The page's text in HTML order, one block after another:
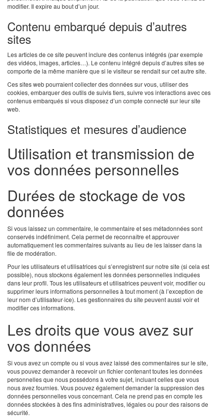
modifier. Il expire au bout d’un jour.
Contenu embarqué depuis d’autres
sites
Les articles de ce site peuvent inclure des contenus intégrés (par exemple
des vidéos, images, articles…). Le contenu intégré depuis d’autres sites se
comporte de la même manière que si le visiteur se rendait sur cet autre site.
Ces sites web pourraient collecter des données sur vous, utiliser des
cookies, embarquer des outils de suivis tiers, suivre vos interactions avec ces
contenus embarqués si vous disposez d’un compte connecté sur leur site
web.
Statistiques et mesures d’audience
Utilisation et transmission de
vos données personnelles
Durées de stockage de vos
données
Si vous laissez un commentaire, le commentaire et ses métadonnées sont
conservés indéfiniment. Cela permet de reconnaître et approuver
automatiquement les commentaires suivants au lieu de les laisser dans la
file de modération.
Pour les utilisateurs et utilisatrices qui s’enregistrent sur notre site (si cela est
possible), nous stockons également les données personnelles indiquées
dans leur profil. Tous les utilisateurs et utilisatrices peuvent voir, modifier ou
supprimer leurs informations personnelles à tout moment (à l’exception de
leur nom d’utilisateur·ice). Les gestionnaires du site peuvent aussi voir et
modifier ces informations.
Les droits que vous avez sur
vos données
Si vous avez un compte ou si vous avez laissé des commentaires sur le site,
vous pouvez demander à recevoir un fichier contenant toutes les données
personnelles que nous possédons à votre sujet, incluant celles que vous
nous avez fournies. Vous pouvez également demander la suppression des
données personnelles vous concernant. Cela ne prend pas en compte les
données stockées à des fins administratives, légales ou pour des raisons de
sécurité.